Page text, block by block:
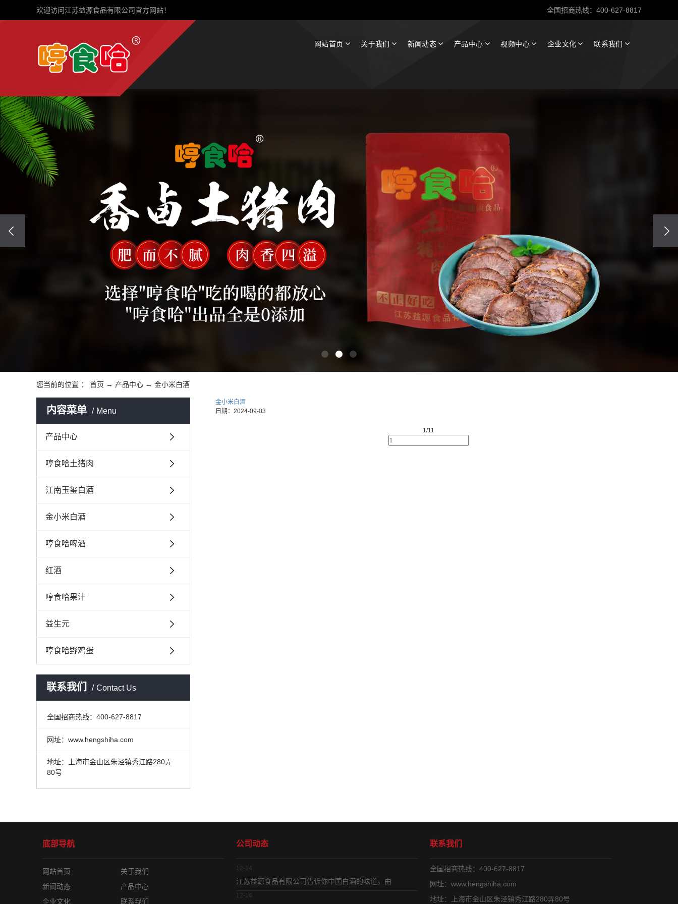
欢迎访问江苏益源食品有限公司官方网站！ 全国招商热线：400-627-8817
网站首页 关于我们 新闻动态 产品中心 视频中心 企业文化 联系我们
您当前的位置 ： 首页 → 产品中心 → 金小米白酒
内容菜单 Menu
产品中心
哼食哈土猪肉
江南玉玺白酒
金小米白酒
哼食哈啤酒
红酒
哼食哈果汁
益生元
哼食哈野鸡蛋
联系我们 Contact Us
全国招商热线：400-627-8817
网址：www.hengshiha.com
地址：上海市金山区朱泾镇秀江路280弄
80号
金小米白酒
日期： 2024-09-03
1/11
底部导航
网站首页
关于我们
新闻动态
产品中心
企业文化
联系我们
公司动态
12-14
江苏益源食品有限公司告诉你中国白酒的味道，由
12-14
联系我们
全国招商热线：400-627-8817
网址：www.hengshiha.com
地址：上海市金山区朱泾镇秀江路280弄80号